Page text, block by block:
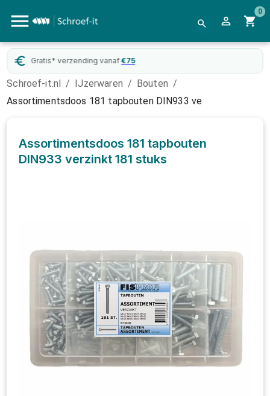
0
Gratis* verzending vanaf €75
Schroef-it.nl / IJzerwaren / Bouten /
Assortimentsdoos 181 tapbouten DIN933 ve
Assortimentsdoos 181 tapbouten
DIN933 verzinkt 181 stuks